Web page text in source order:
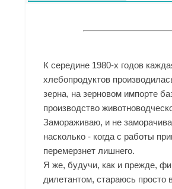
К середине 1980-х годов
хлебопродуктов
зерна, на зерновом импорте
производство
Замораживаю, и не
насколько - когда с работы
перемерзнет лишнего.
Я же, будучи, как и прежде,
дилетантом, стараюсь просто